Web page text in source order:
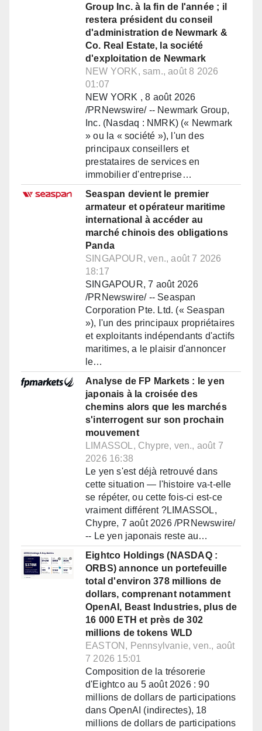
Group Inc. à la fin de l'année ; il
restera président du conseil
d'administration de Newmark &
Co. Real Estate, la société
d'exploitation de Newmark
NEW YORK, sam., août 8 2026
01:07
NEW YORK , 8 août 2026
/PRNewswire/ -- Newmark Group,
Inc. (Nasdaq : NMRK) (« Newmark
» ou la « société »), l'un des
principaux conseillers et
prestataires de services en
immobilier d'entreprise…
Seaspan devient le premier
armateur et opérateur maritime
international à accéder au
marché chinois des obligations
Panda
SINGAPOUR, ven., août 7 2026
18:17
SINGAPOUR, 7 août 2026
/PRNewswire/ -- Seaspan
Corporation Pte. Ltd. (« Seaspan
»), l'un des principaux propriétaires
et exploitants indépendants d'actifs
maritimes, a le plaisir d'annoncer
le…
Analyse de FP Markets : le yen
japonais à la croisée des
chemins alors que les marchés
s'interrogent sur son prochain
mouvement
LIMASSOL, Chypre, ven., août 7
2026 16:38
Le yen s'est déjà retrouvé dans
cette situation — l'histoire va-t-elle
se répéter, ou cette fois-ci est-ce
vraiment différent ?LIMASSOL,
Chypre, 7 août 2026 /PRNewswire/
-- Le yen japonais reste au…
Eightco Holdings (NASDAQ :
ORBS) annonce un portefeuille
total d'environ 378 millions de
dollars, comprenant notamment
OpenAI, Beast Industries, plus de
16 000 ETH et près de 302
millions de tokens WLD
EASTON, Pennsylvanie, ven., août
7 2026 15:01
Composition de la trésorerie
d'Eightco au 5 août 2026 : 90
millions de dollars de participations
dans OpenAI (indirectes), 18
millions de dollars de participations